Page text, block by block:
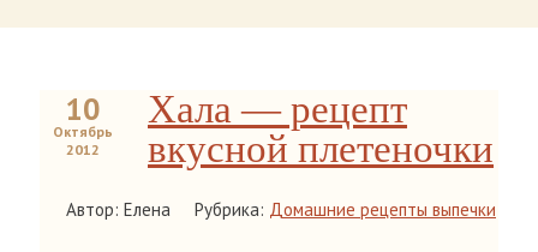
10
Октябрь
2012
Хала — рецепт
вкусной плетеночки
Автор: Елена Рубрика: Домашние рецепты выпечки